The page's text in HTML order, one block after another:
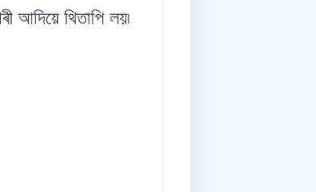
থিতাপি লয়৷